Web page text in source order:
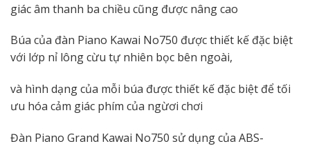
giác âm thanh ba chiều cũng được nâng cao
Búa của đàn Piano Kawai No750 được thiết kế đặc biệt
với lớp nỉ lông cừu tự nhiên bọc bên ngoài,
và hình dạng của mỗi búa được thiết kế đặc biệt để tối
ưu hóa cảm giác phím của ngừơi chơi
Đàn Piano Grand Kawai No750 sử dụng của ABS-